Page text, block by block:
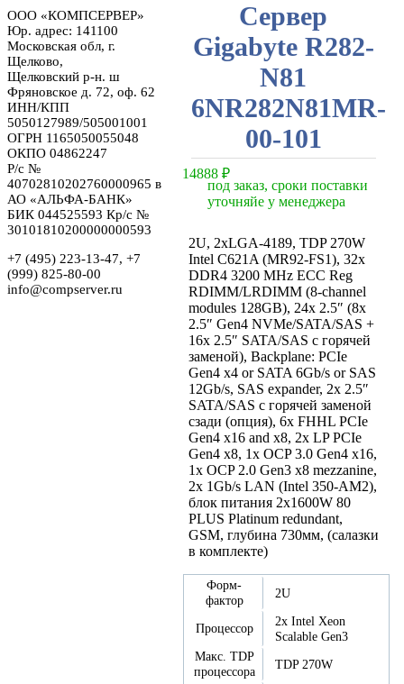
Сервер
Gigabyte R282-
N81
6NR282N81MR-
00-101
14888 ₽
под заказ, сроки поставки
уточняйе у менеджера
2U, 2xLGA-4189, TDP 270W
Intel C621A (MR92-FS1), 32x
DDR4 3200 MHz ECC Reg
RDIMM/LRDIMM (8-channel
modules 128GB), 24x 2.5″ (8x
2.5″ Gen4 NVMe/SATA/SAS +
16x 2.5″ SATA/SAS с горячей
заменой), Backplane: PCIe
Gen4 x4 or SATA 6Gb/s or SAS
12Gb/s, SAS expander, 2x 2.5″
SATA/SAS с горячей заменой
сзади (опция), 6x FHHL PCIe
Gen4 x16 and x8, 2x LP PCIe
Gen4 x8, 1x OCP 3.0 Gen4 x16,
1x OCP 2.0 Gen3 x8 mezzanine,
2x 1Gb/s LAN (Intel 350-AM2),
блок питания 2x1600W 80
PLUS Platinum redundant,
GSM, глубина 730мм, (салазки
в комплекте)
Форм-
фактор
2U
Процессор
2x Intel Xeon
Scalable Gen3
Макс. TDP
процессора
TDP 270W
ООО «КОМПСЕРВЕР»
Юр. адрес: 141100
Московская обл, г.
Щелково,
Щелковский р-н. ш
Фряновское д. 72, оф. 62
ИНН/КПП
5050127989/505001001
ОГРН 1165050055048
ОКПО 04862247
Р/с №
40702810202760000965 в
АО «АЛЬФА-БАНК»
БИК 044525593 Кр/с №
30101810200000000593
+7 (495) 223-13-47, +7
(999) 825-80-00
info@compserver.ru